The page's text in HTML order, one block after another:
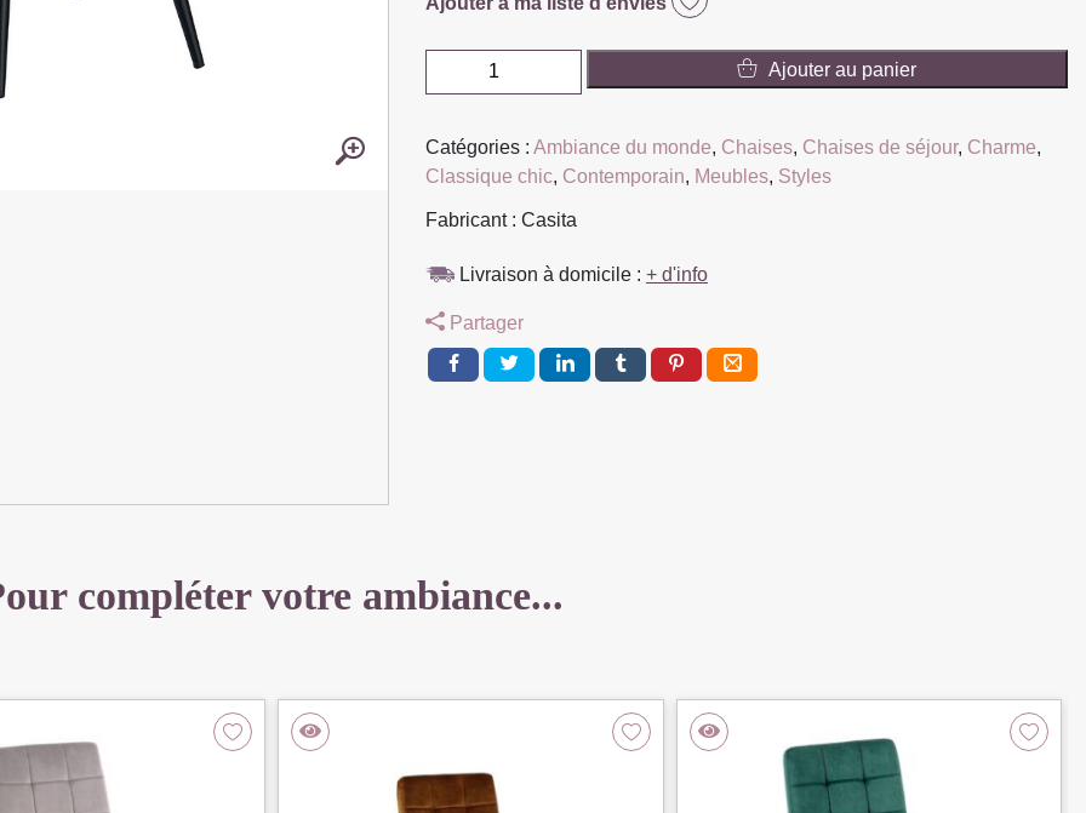
quantité
de
VELOURS
FRANKLIN
PIEDS
VELOURS
46
X
82
Ajouter au panier
Catégories : Ambiance du monde, Chaises, Chaises de séjour, Charme,
Classique chic, Contemporain, Meubles, Styles
Fabricant : Casita
Livraison à domicile : + d'info
Partager
compléter votre ambiance...